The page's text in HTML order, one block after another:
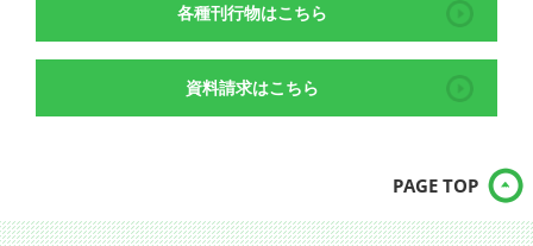
各種刊行物はこちら
資料請求はこちら
PAGE TOP